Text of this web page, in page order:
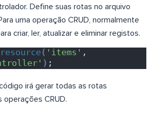
Define suas rotas no arquivo
uma operação CRUD, normalmente
criar, ler, atualizar e eliminar registos.
( 'items'
) ;
irá gerar todas as rotas
operações CRUD.